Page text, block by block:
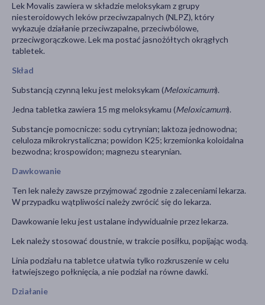
Lek Movalis zawiera w składzie meloksykam z grupy
niesteroidowych leków przeciwzapalnych (NLPZ), który
wykazuje działanie przeciwzapalne, przeciwbólowe,
przeciwgorączkowe. Lek ma postać jasnożółtych okrągłych
tabletek.
Skład
Substancją czynną leku jest meloksykam (Meloxicamum).
Jedna tabletka zawiera 15 mg meloksykamu (Meloxicamum).
Substancje pomocnicze: sodu cytrynian; laktoza jednowodna;
celuloza mikrokrystaliczna; powidon K25; krzemionka koloidalna
bezwodna; krospowidon; magnezu stearynian.
Dawkowanie
Ten lek należy zawsze przyjmować zgodnie z zaleceniami lekarza.
W przypadku wątpliwości należy zwrócić się do lekarza.
Dawkowanie leku jest ustalane indywidualnie przez lekarza.
Lek należy stosować doustnie, w trakcie posiłku, popijając wodą.
Linia podziału na tabletce ułatwia tylko rozkruszenie w celu
łatwiejszego połknięcia, a nie podział na równe dawki.
Działanie